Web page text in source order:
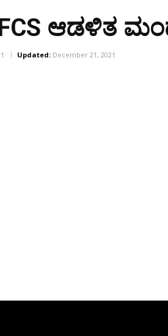
ಆಡಳಿತ
Updated: December 21, 2021